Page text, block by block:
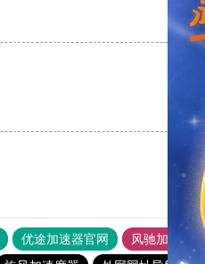
优途加速器官网 风驰加速器